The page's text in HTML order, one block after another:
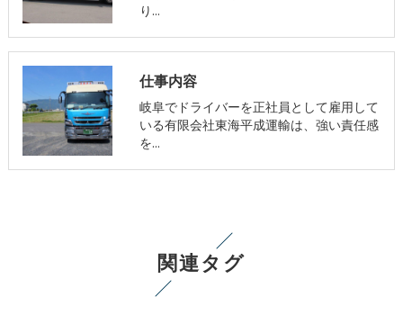
り…
仕事内容
岐阜でドライバーを正社員として雇用して
いる有限会社東海平成運輸は、強い責任感
を…
関連タグ